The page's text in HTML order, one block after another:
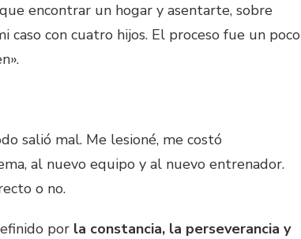
encontrar un hogar y asentarte, sobre
caso con cuatro hijos. El proceso fue un poco
salió mal. Me lesioné, me costó
al nuevo equipo y al nuevo entrenador.
o no.
por la constancia, la perseverancia y